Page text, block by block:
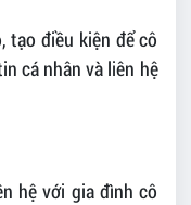
tạo điều kiện để cô
cá nhân và liên hệ
hệ với gia đình cô